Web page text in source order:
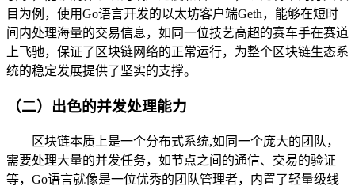
目为例，使用Go语言开发的以太坊客户端Geth，能够在短时
间内处理海量的交易信息，如同一位技艺高超的赛车手在赛道
上飞驰，保证了区块链网络的正常运行，为整个区块链生态系
统的稳定发展提供了坚实的支撑。
（二）出色的并发处理能力
区块链本质上是一个分布式系统,如同一个庞大的团队，
需要处理大量的并发任务，如节点之间的通信、交易的验证
等，Go语言就像是一位优秀的团队管理者，内置了轻量级线